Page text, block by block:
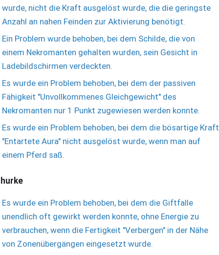
wurde, nicht die Kraft ausgelöst wurde, die die geringste
Anzahl an nahen Feinden zur Aktivierung benötigt.
Ein Problem wurde behoben, bei dem Schilde, die von
einem Nekromanten gehalten wurden, sein Gesicht in
Ladebildschirmen verdeckten.
Es wurde ein Problem behoben, bei dem der passiven
Fähigkeit "Unvollkommenes Gleichgewicht" des
Nekromanten nur 1 Punkt zugewiesen werden konnte.
Es wurde ein Problem behoben, bei dem die bösartige Kraft
"Entartete Aura" nicht ausgelöst wurde, wenn man auf
einem Pferd saß.
Es wurde ein Problem behoben, bei dem die Giftfalle
unendlich oft gewirkt werden konnte, ohne Energie zu
verbrauchen, wenn die Fertigkeit "Verbergen" in der Nähe
von Zonenübergängen eingesetzt wurde.